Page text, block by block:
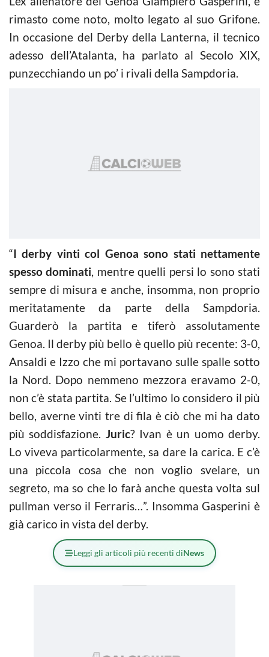
rimasto come noto, molto legato al suo Grifone.
In occasione del Derby della Lanterna, il tecnico
adesso dell’Atalanta, ha parlato al Secolo XIX,
punzecchiando un po’ i rivali della Sampdoria.
“I derby vinti col Genoa sono stati nettamente
spesso dominati, mentre quelli persi lo sono stati
sempre di misura e anche, insomma, non proprio
meritatamente da parte della Sampdoria.
Guarderò la partita e tiferò assolutamente
Genoa. Il derby più bello è quello più recente: 3-0,
Ansaldi e Izzo che mi portavano sulle spalle sotto
la Nord. Dopo nemmeno mezzora eravamo 2-0,
non c’è stata partita. Se l’ultimo lo considero il più
bello, averne vinti tre di fila è ciò che mi ha dato
più soddisfazione. Juric? Ivan è un uomo derby.
Lo viveva particolarmente, sa dare la carica. E c’è
una piccola cosa che non voglio svelare, un
segreto, ma so che lo farà anche questa volta sul
pullman verso il Ferraris…”. Insomma Gasperini è
già carico in vista del derby.
Leggi gli articoli più recenti diNews